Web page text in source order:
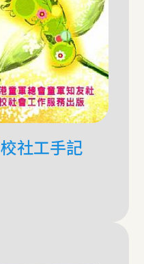
社工手記